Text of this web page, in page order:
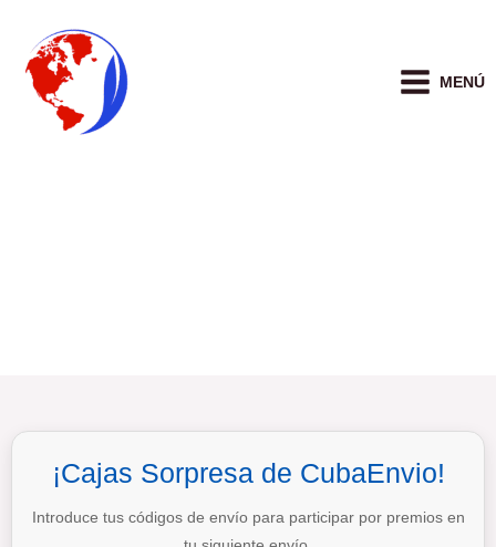
contenido
MENÚ
¡Cajas Sorpresa de CubaEnvio!
Introduce tus códigos de envío para participar por premios en